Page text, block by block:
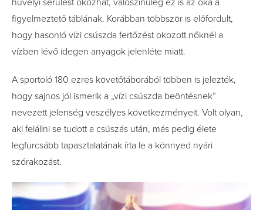
hüvelyi sérülést okozhat, valószínűleg ez is az oka a
figyelmeztető táblának. Korábban többször is előfordult,
hogy hasonló vízi csúszda fertőzést okozott nőknél a
vízben lévő idegen anyagok jelenléte miatt.
A sportoló 180 ezres követőtáborából többen is jelezték,
hogy sajnos jól ismerik a „vízi csúszda beöntésnek”
nevezett jelenség veszélyes következményeit. Volt olyan,
aki felállni se tudott a csúszás után, más pedig élete
legfurcsább tapasztalatának írta le a könnyed nyári
szórakozást.